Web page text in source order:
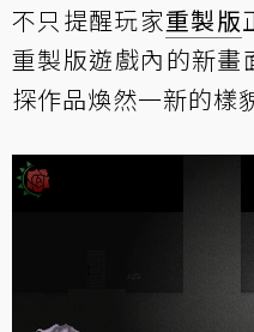
不只提醒玩家重製版
重製版遊戲內的新畫
探作品煥然一新的樣